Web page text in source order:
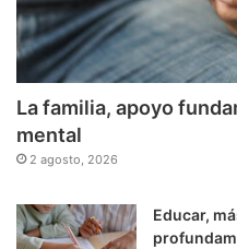
La familia, apoyo
mental
2 agosto, 2026
Educar,